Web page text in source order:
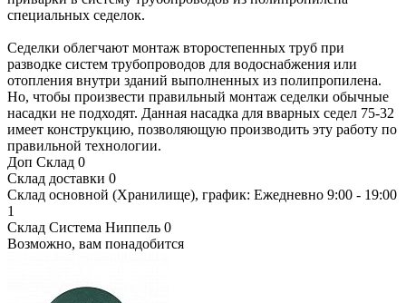
специальных седелок.
Седелки облегчают монтаж второстепенных труб при
разводке систем трубопроводов для водоснабжения или
отопления внутри зданий выполненных из полипропилена.
Но, чтобы произвести правильный монтаж седелки обычные
насадки не подходят. Данная насадка для вварных седел 75-32
имеет конструкцию, позволяющую производить эту работу по
правильной технологии.
Доп Склад 0
Склад доставки 0
Склад основной (Хранилище), график: Ежедневно 9:00 - 19:00
1
Склад Система Ниппель 0
Возможно, вам понадобится